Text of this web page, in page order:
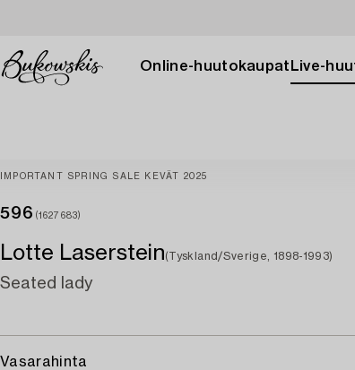
Online-huutokaupat Live-
IMPORTANT SPRING SALE KEVÄT 2025
596 (1627683)
Lotte Laserstein(Tyskland/Sverige, 1898-1993)
Seated lady
Vasarahinta